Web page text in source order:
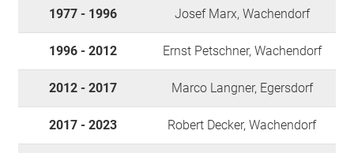
1977 - 1996 Josef Marx, Wachendorf
1996 - 2012 Ernst Petschner, Wachendorf
2012 - 2017 Marco Langner, Egersdorf
2017 - 2023 Robert Decker, Wachendorf